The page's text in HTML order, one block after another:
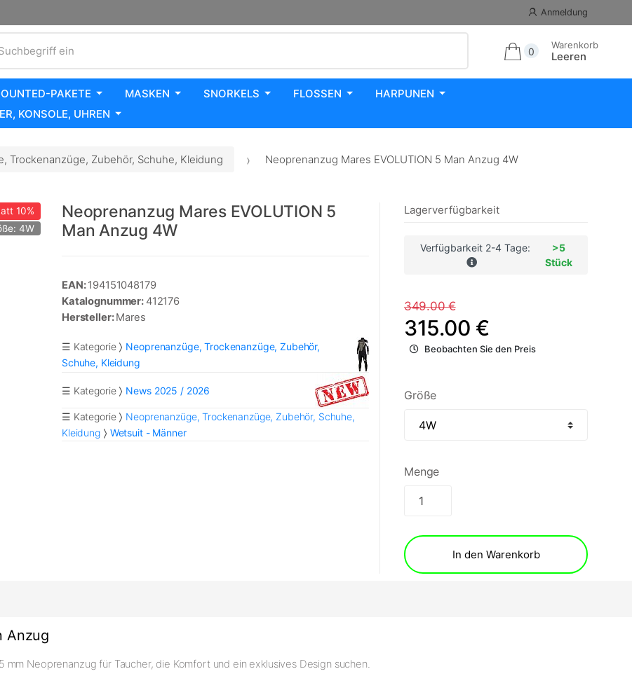
Anmeldung
ein
0
Warenkorb
Leeren
PAKETE MASKEN SNORKELS FLOSSEN
HARPUNEN
KONSOLE, UHREN
Trockenanzüge, Zubehör, Schuhe, Kleidung Neoprenanzug Mares EVOLUTION 5 Man Anzug 4W
10%
4W
Neoprenanzug Mares EVOLUTION 5
Man Anzug 4W
EAN:194151048179
Katalognummer: 412176
Hersteller:Mares
☰ Kategorie
Neoprenanzüge, Trockenanzüge, Zubehör,
Schuhe, Kleidung
☰ Kategorie News 2025 / 2026
☰ Kategorie
Neoprenanzüge, Trockenanzüge, Zubehör, Schuhe,
Kleidung
Wetsuit - Männer
Lagerverfügbarkeit
Verfügbarkeit 2-4 Tage:
>5
Stück
349.00 €
315.00 €
Beobachten Sie den Preis
Größe
Menge
In den Warenkorb
Anzug
Neoprenanzug für Taucher, die Komfort und ein exklusives Design suchen.